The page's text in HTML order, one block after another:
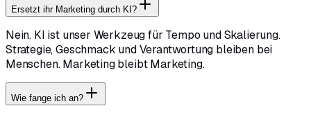
Ersetzt ihr Marketing durch KI?
Nein. KI ist unser Werkzeug für Tempo und Skalierung.
Strategie, Geschmack und Verantwortung bleiben bei
Menschen. Marketing bleibt Marketing.
Wie fange ich an?